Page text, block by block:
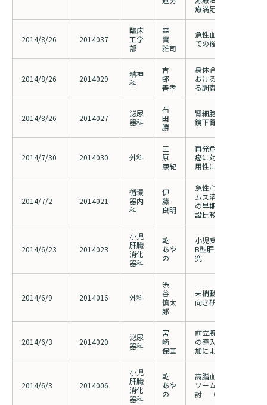
検索する
療満足度の検討
2014/8/26 2014037
臨床
工学
部
森
實
雅司
急性血液浄化療法の
ての後ろ向き多施設
2014/8/26 2014029
精神
科
吉
邨
善孝
身体合併症を有する
おける「重度かつ慢
る調査
2014/8/26 2014027
泌尿
器科
石
田
勝
腎細胞癌に対するロ
鏡下腎部分切除術
2014/7/30 2014030 外科
三
原
康紀
再発危険因子を有す
癌に対するUFT/LV療
用性に関する研究
2014/7/2 2014021
循環
器内
科
伊
藤
良明
急性心筋梗塞治療に
ムス溶出性コバルト
の早期および慢性期
設比較研究（
2014/6/23 2014023
小児
肝臓
消化
器科
乾
あや
の
小児受診者の採血残
B型肝炎感染に関する
究
2014/6/9 2014016 外科
渋
谷
慎太
郎
末梢動脈疾患治療に
向き研究
2014/6/3 2014020
泌尿
器科
宮
崎
保匡
前立腺癌に対するロ
の導入 （2012040
加による変更）※6/
2014/6/3 2014006
小児
肝臓
消化
器科
乾
あや
の
高脂血症、脂肪肝症
ソーム酸性リパーゼ
討 （2013028の再